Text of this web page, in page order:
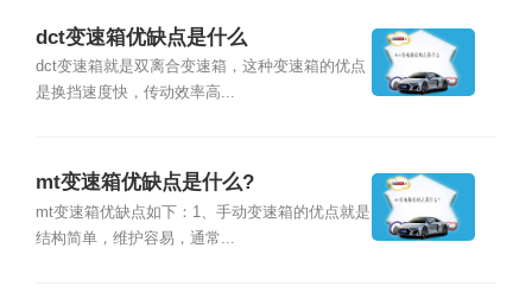
dct变速箱优缺点是什么
dct变速箱就是双离合变速箱，这种变速箱的优点
是换挡速度快，传动效率高...
mt变速箱优缺点是什么?
mt变速箱优缺点如下：1、手动变速箱的优点就是
结构简单，维护容易，通常...